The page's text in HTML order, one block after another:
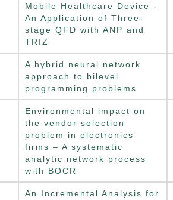
Mobile Healthcare Device -
An Application of Three-
stage QFD with ANP and
TRIZ
A hybrid neural network
approach to bilevel
programming problems
Environmental impact on
the vendor selection
problem in electronics
firms – A systematic
analytic network process
with BOCR
An Incremental Analysis for